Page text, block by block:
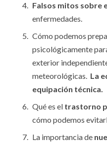
Falsos mitos sobre
enfermedades.
Cómo podemos
psicológicamente
exterior
meteorológicas. La
equipación técnica.
Qué es el trastorno
cómo podemos
La importancia de